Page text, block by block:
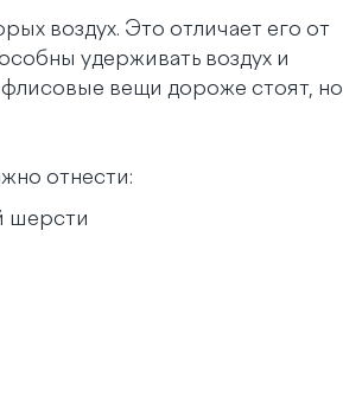
воздух. Это отличает его от
удерживать воздух и
вещи дороже стоят, но
отнести:
шерсти